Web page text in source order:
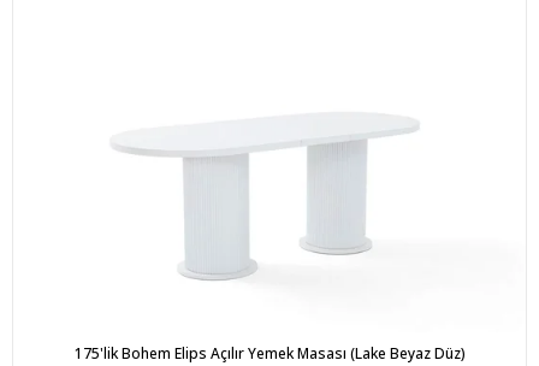
175'lik Bohem Elips Açılır Yemek Masası (Lake Beyaz Düz)